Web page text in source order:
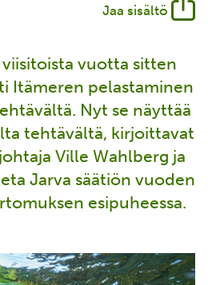
Jaa sisältö
viisitoista vuotta sitten
Itämeren pelastaminen
Nyt se näyttää
tehtävältä, kirjoittavat
Ville Wahlberg ja
Jarva säätiön vuoden
esipuheessa.